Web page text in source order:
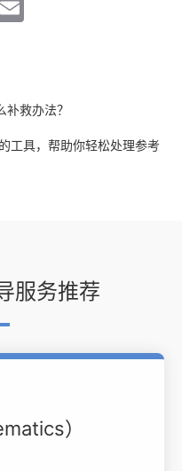
救办法？
工具，帮助你轻松处理参考
服务推荐
）